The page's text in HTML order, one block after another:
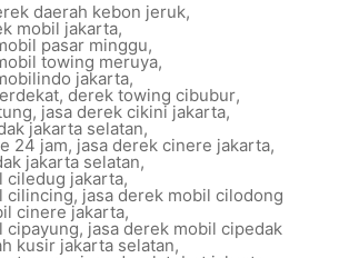
daerah kebon jeruk,
mobil jakarta,
pasar minggu,
towing meruya,
jakarta,
, derek towing cibubur,
, jasa derek cikini jakarta,
jakarta selatan,
24 jam, jasa derek cinere jakarta,
jakarta selatan,
ciledug jakarta,
cilincing, jasa derek mobil cilodong
cinere jakarta,
cipayung, jasa derek mobil cipedak
kusir jakarta selatan,